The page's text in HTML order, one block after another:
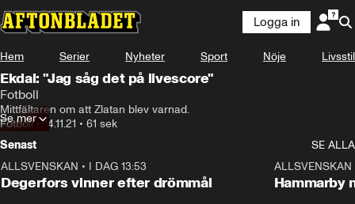
Logga in
Hem Serier Nyheter Sport Nöje Livsstil
Ekdal: "Jag såg det på livescore"
Fotboll
Mittfältaren om att Zlatan blev varnad.
Fotboll•14.11.21 • 61 sek
Se mer
Senast
SE ALLA
ALLSVENSKAN • I DAG 13:53
Degerfors vinner efter drömmål
ALLSVENSKAN
Hammarby